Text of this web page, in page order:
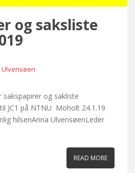
og saksliste
Ulvensøen
sakspapirer og sakliste
JC1 på NTNU Moholt 24.1.19
hilsenAnna UlvensøenLeder
READ MORE